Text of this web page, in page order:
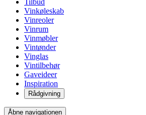
Tilbud
Vinkøleskab
Vinreoler
Vinrum
Vinmøbler
Vintønder
Vinglas
Vintilbehør
Gaveideer
Inspiration
Rådgivning
Åbne navigationen